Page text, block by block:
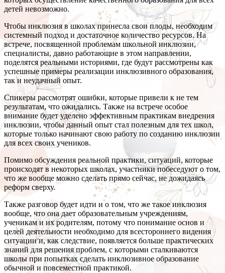
детей невозможно.
Чтобы инклюзия в школах принесла свои плоды, необходим
системный подход и достаточное количество ресурсов. На
встрече, посвященной проблемам школьной инклюзии,
специалисты, давно работающие в этом направлении,
поделятся реальными историями, где будут рассмотрены как
успешные примеры реализации инклюзивного образования,
так и неудачный опыт.
Спикеры рассмотрят ошибки, которые привели к не тем
результатам, что ожидались. Также на встрече особое
внимание будет уделено эффективным практикам внедрения
инклюзии, чтобы данный опыт стал полезным для тех школ,
которые только начинают свою работу по созданию инклюзии
для всех своих учеников.
Помимо обсуждения реальной практики, ситуаций, которые
происходят в некоторых школах, участники побеседуют о том,
что же вообще можно сделать прямо сейчас, не дожидаясь
реформ сверху.
Также разговор будет идти и о том, что же такое инклюзия
вообще, что она дает образовательным учреждениям,
ученикам и их родителям, потому что понимание основ и
целей деятельности необходимо для всестороннего видения
ситуации и, как следствие, появляется больше практических
знаний для решения проблем, с которыми сталкиваются
школы при попытках сделать инклюзивное образование
обычной и повсеместной практикой.